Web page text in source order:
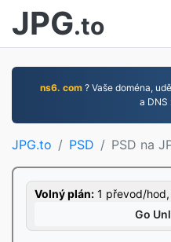
JPG.to
ns6. com ? Vaše doména,
a DNS
JPG.to PSD PSD na
Volný plán: 1 převod/
Go